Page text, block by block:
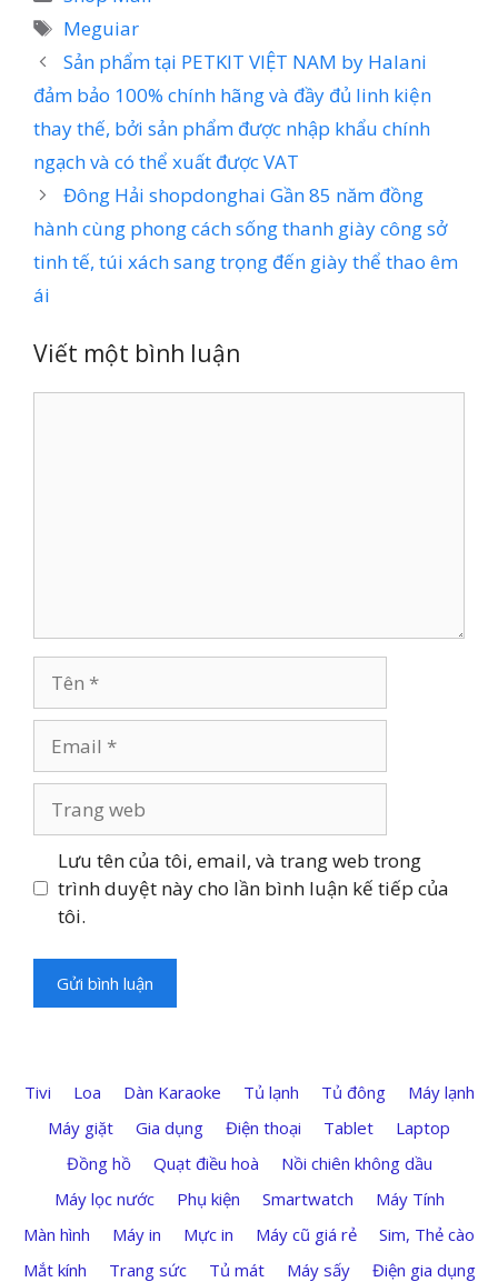
mục
Thẻ
Meguiar
Sản phẩm tại PETKIT VIỆT NAM by Halani
đảm bảo 100% chính hãng và đầy đủ linh kiện
thay thế, bởi sản phẩm được nhập khẩu chính
ngạch và có thể xuất được VAT
Đông Hải shopdonghai Gần 85 năm đồng
hành cùng phong cách sống thanh giày công sở
tinh tế, túi xách sang trọng đến giày thể thao êm
ái
Viết một bình luận
web
Lưu tên của tôi, email, và trang web trong
trình duyệt này cho lần bình luận kế tiếp của
tôi.
Tivi Loa Dàn Karaoke Tủ lạnh Tủ đông
Máy lạnh
Máy giặt
Gia dụng Điện thoại Tablet
Laptop
Đồng hồ
Quạt điều hoà
Nồi chiên không dầu
Máy lọc nước
Phụ kiện Smartwatch
Máy Tính
Màn hình
Máy in Mực in Máy cũ giá rẻ
Sim, Thẻ cào
Mắt kính
Trang sức Tủ mát Máy sấy
Điện gia dụng